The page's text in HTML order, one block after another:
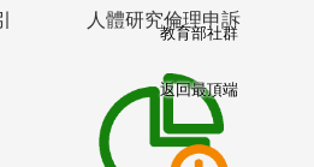
人體研究倫理申訴
教育部社群
返回最頂端